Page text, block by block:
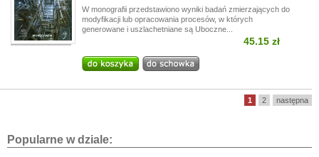
W monografii przedstawiono wyniki badań zmierzających do
modyfikacji lub opracowania procesów, w których
generowane i uszlachetniane są Uboczne...
45.15 zł
1 2 następna
Popularne w dziale: